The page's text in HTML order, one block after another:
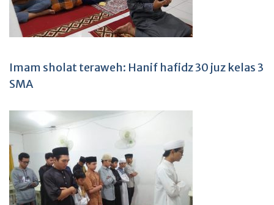
Imam sholat teraweh: Hanif hafidz 30 juz kelas 3
SMA